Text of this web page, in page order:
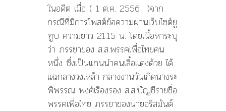
ในอดีต เมื่อ ( 1 ต.ค. 2556 )จาก
กรณีที่มีการโพสต์ข้อความผ่านเว็บไซต์ยู
ทูบ ความยาว 21.15 น. โดยเนื้อหาระบุ
ว่า ภรรยาของ ส.ส.พรรคเพื่อไทยคน
หนึ่ง ซึ่งเป็นแกนนำคนเสื้อแดงด้วย ได้
แฉกลางวงเหล้า กลางงานวันเกิดนางระ
พิพรรณ พงศ์เรืองรอง ส.ส.บัญชีรายชื่อ
พรรคเพื่อไทย ภรรยาของนายอริสมันต์